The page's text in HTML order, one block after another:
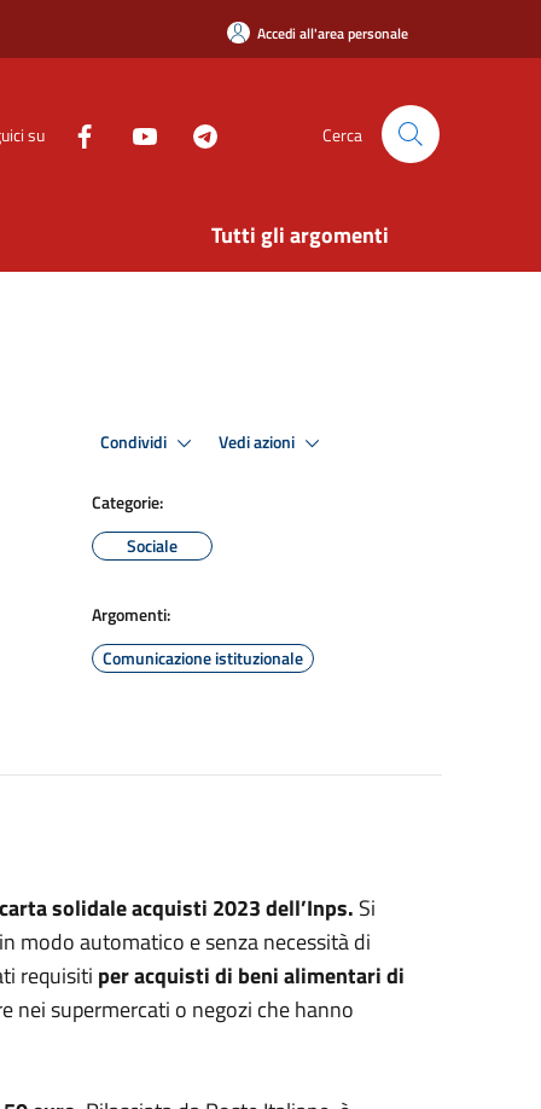
Accedi all'area personale
su Cerca
Tutti gli argomenti
Condividi Vedi azioni
Categorie:
Sociale
Argomenti:
Comunicazione istituzionale
solidale acquisti 2023 dell’Inps. Si
modo automatico e senza necessità di
requisiti per acquisti di beni alimentari di
nei supermercati o negozi che hanno